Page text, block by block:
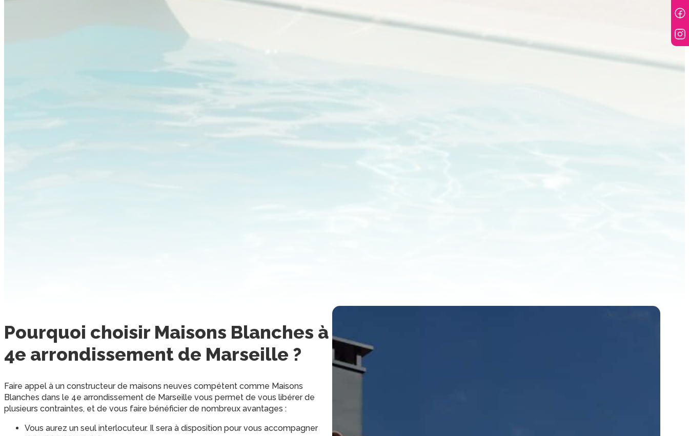
Pourquoi choisir Maisons Blanches à
4e arrondissement de Marseille ?
Faire appel à un constructeur de maisons neuves compétent comme Maisons
Blanches dans le 4e arrondissement de Marseille vous permet de vous libérer de
plusieurs contraintes, et de vous faire bénéficier de nombreux avantages :
Vous aurez un seul interlocuteur. Il sera à disposition pour vous accompagner